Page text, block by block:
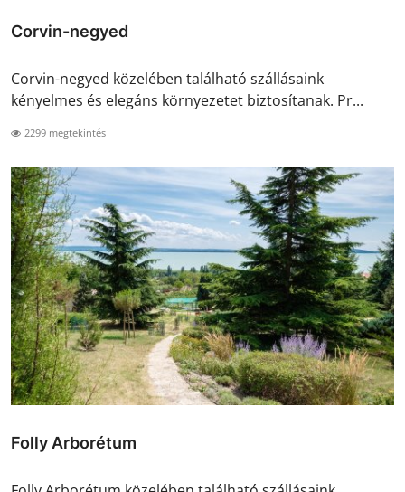
Corvin-negyed
Corvin-negyed közelében található szállásaink
kényelmes és elegáns környezetet biztosítanak. Pr...
2299 megtekintés
Folly Arborétum